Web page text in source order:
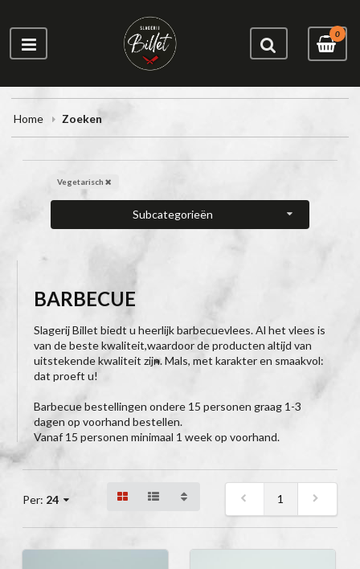
0
Home Zoeken
Vegetarisch
Subcategorieën
BARBECUE
Slagerij Billet biedt u heerlijk barbecuevlees. Al het vlees is
van de beste kwaliteit,waardoor de producten altijd van
uitstekende kwaliteit zijn. Mals, met karakter en smaakvol:
dat proeft u!
Barbecue bestellingen ondere 15 personen graag 1-3
dagen op voorhand bestellen.
Vanaf 15 personen minimaal 1 week op voorhand.
Per: 24 1